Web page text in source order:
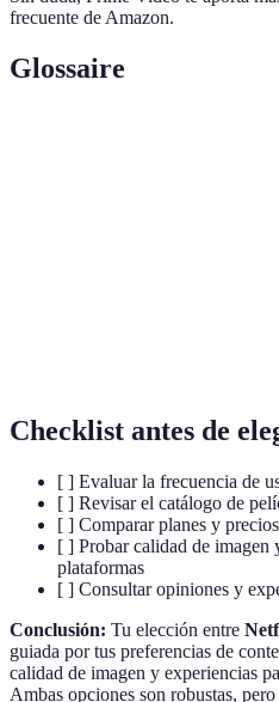
frecuente de Amazon.
Glossaire
Checklist antes de
[ ] Evaluar la frecuencia de
[ ] Revisar el catálogo de
[ ] Comparar planes y
[ ] Probar calidad de imagen
plataformas
[ ] Consultar opiniones y
Conclusión: Tu elección entre
guiada por tus preferencias de
calidad de imagen y experiencias
Ambas opciones son robustas,